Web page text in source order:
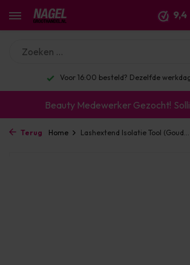
9,4
Voor 16:00 besteld? Dezelfde
Beauty Medewerker Gezocht!
Terug Home Lashextend Isolatie Tool (Goud...